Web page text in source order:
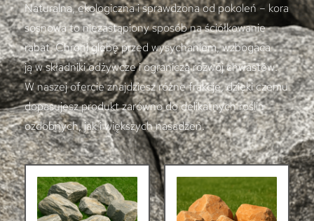
Naturalna, ekologiczna i sprawdzona od pokoleń – kora
sosnowa to niezastąpiony sposób na ściółkowanie
rabat. Chroni glebę przed wysychaniem, wzbogaca
ją w składniki odżywcze i ogranicza rozwój chwastów.
W naszej ofercie znajdziesz różne frakcje, dzięki czemu
dopasujesz produkt zarówno do delikatnych roślin
ozdobnych, jak i większych nasadzeń.